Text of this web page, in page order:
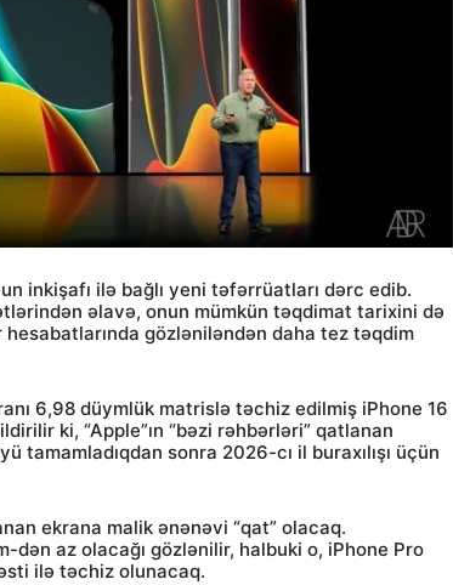
inkişafı ilə bağlı yeni təfərrüatları dərc edib.
əlavə, onun mümkün təqdimat tarixini də
gözləniləndən daha tez təqdim
6,98 düymlük matrislə təchiz edilmiş iPhone 16
ki, “Apple”ın “bəzi rəhbərləri” qatlanan
sonra 2026-cı il buraxılışı üçün
ekrana malik ənənəvi “qat” olacaq.
dən az olacağı gözlənilir, halbuki o, iPhone Pro
ilə təchiz olunacaq.